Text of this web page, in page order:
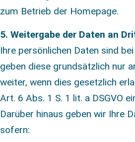
zum Betrieb der Homepage.
5. Weitergabe der Daten an
Ihre persönlichen Daten sind
geben diese grundsätzlich nur
weiter, wenn dies gesetzlich
Art. 6 Abs. 1 S. 1 lit. a DSGVO
Darüber hinaus geben wir Ihre
sofern: